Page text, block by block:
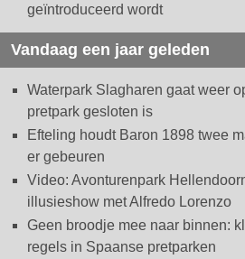
geïntroduceerd wordt
Vandaag een jaar geleden
Waterpark Slagharen gaat weer
pretpark gesloten is
Efteling houdt Baron 1898 twee
er gebeuren
Video: Avonturenpark
illusieshow met Alfredo Lorenzo
Geen broodje mee naar binnen:
regels in Spaanse pretparken